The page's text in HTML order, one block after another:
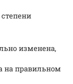
изменена,
на правильном